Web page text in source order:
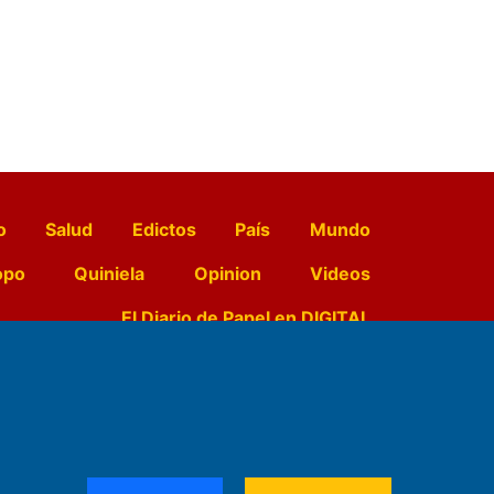
Salud Edictos País
Mundo
Quiniela Opinion
Videos
El Diario de Papel en DIGITAL